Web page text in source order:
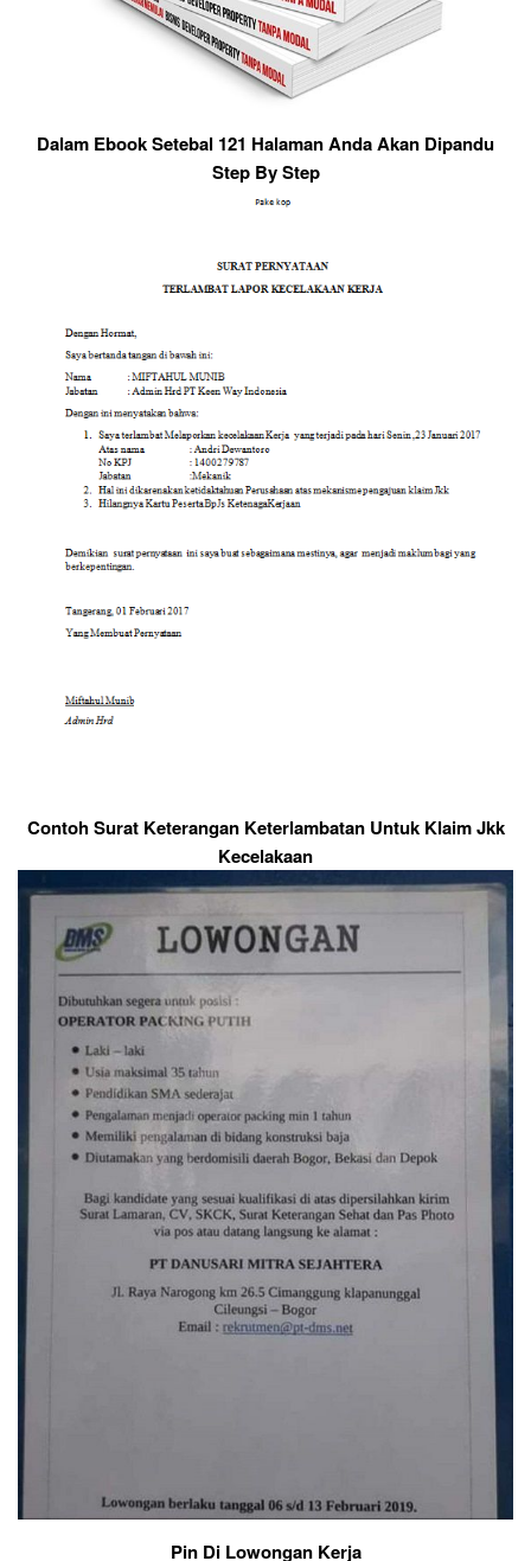
Dalam Ebook Setebal 121 Halaman Anda Akan Dipandu
Step By Step
Contoh Surat Keterangan Keterlambatan Untuk Klaim Jkk
Kecelakaan
Pin Di Lowongan Kerja